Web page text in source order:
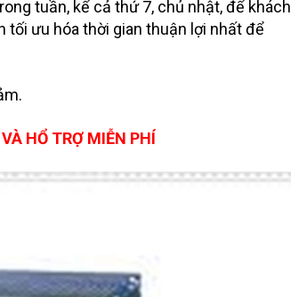
tuần, kể cả thứ 7, chủ nhật, để khách
tối ưu hóa thời gian thuận lợi nhất để
HỔ TRỢ MIỄN PHÍ